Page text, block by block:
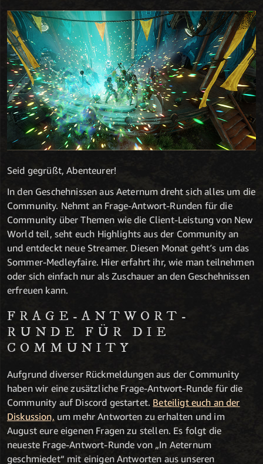
Seid gegrüßt, Abenteurer!
In den Geschehnissen aus Aeternum dreht sich alles um die
Community. Nehmt an Frage-Antwort-Runden für die
Community über Themen wie die Client-Leistung von New
World teil, seht euch Highlights aus der Community an
und entdeckt neue Streamer. Diesen Monat geht′s um das
Sommer-Medleyfaire. Hier erfahrt ihr, wie man teilnehmen
oder sich einfach nur als Zuschauer an den Geschehnissen
erfreuen kann.
FRAGE-ANTWORT-
RUNDE FÜR DIE
COMMUNITY
Aufgrund diverser Rückmeldungen aus der Community
haben wir eine zusätzliche Frage-Antwort-Runde für die
Community auf Discord gestartet. Beteiligt euch an der
Diskussion, um mehr Antworten zu erhalten und im
August eure eigenen Fragen zu stellen. Es folgt die
neueste Frage-Antwort-Runde von „In Aeternum
geschmiedet“ mit einigen Antworten aus unseren